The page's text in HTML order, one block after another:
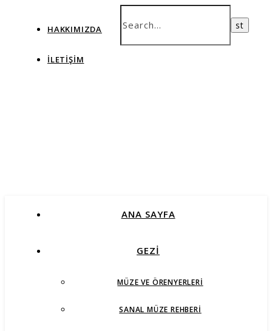
HAKKIMIZDA
İLETIŞIM
ANA SAYFA
GEZİ
MÜZE VE ÖRENYERLERI
SANAL MÜZE REHBERI